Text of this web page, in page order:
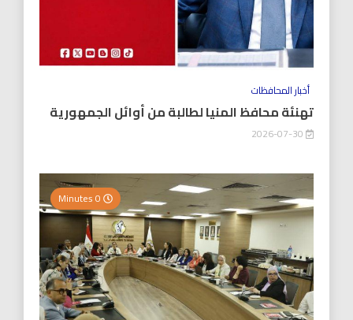
أخبار المحافظات
تهنئة محافظ المنيا لطالبة من أوائل الجمهورية